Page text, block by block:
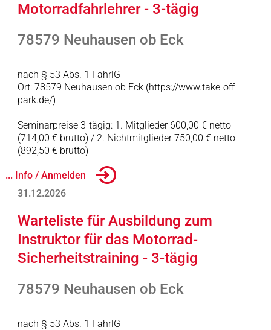
Motorradfahrlehrer - 3-tägig
78579 Neuhausen ob Eck
nach § 53 Abs. 1 FahrlG
Ort: 78579 Neuhausen ob Eck (https://www.take-off-
park.de/)
Seminarpreise 3-tägig: 1. Mitglieder 600,00 € netto
(714,00 € brutto) / 2. Nichtmitglieder 750,00 € netto
(892,50 € brutto)
... Info / Anmelden
31.12.2026
Warteliste für Ausbildung zum
Instruktor für das Motorrad-
Sicherheitstraining - 3-tägig
78579 Neuhausen ob Eck
nach § 53 Abs. 1 FahrlG